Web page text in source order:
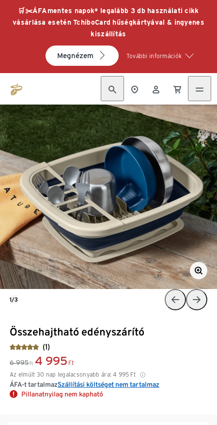
🛒✂️ÁFAmentes napok* legalább 3 db használati cikk
vásárlása esetén TchiboCard hűségkártyával & ingyenes
kiszállítás
Megnézem További információk
Összehajtható edényszárító
(1)
6 995 Ft 4 995 Ft
Az elmúlt 30 nap legalacsonyabb ára: 4 995 Ft
ÁFA-t tartalmazSzállítási költséget nem tartalmaz
Pillanatnyilag nem kapható
1/3